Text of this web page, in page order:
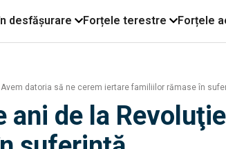
desfășurare Forțele terestre Forțele
datoria să ne cerem iertare familiilor rămase în
de la